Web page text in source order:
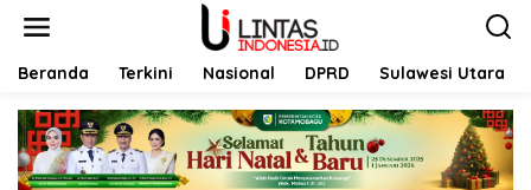
Beranda Terkini Nasional DPRD Sulawesi Utara